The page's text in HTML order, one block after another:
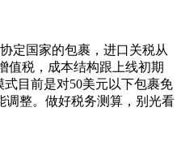
定国家的包裹，进口关税从
值税，成本结构跟上线初期
目前是对50美元以下包裹免
调整。做好税务测算，别光看